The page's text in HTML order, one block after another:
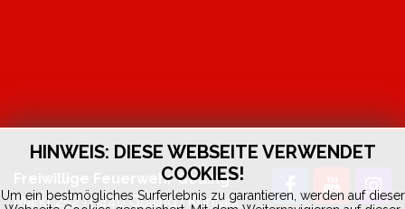
HINWEIS: DIESE WEBSEITE VERWENDET
COOKIES!
Um ein bestmögliches Surferlebnis zu garantieren, werden auf dieser
Freiwillige Feuerwehr Golling
Markt 252 | 5440 Golling |Kontakt